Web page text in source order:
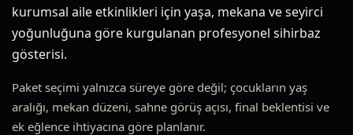
kurumsal aile etkinlikleri için yaşa, mekana ve seyirci
yoğunluğuna göre kurgulanan profesyonel sihirbaz
gösterisi.
Paket seçimi yalnızca süreye göre değil; çocukların yaş
aralığı, mekan düzeni, sahne görüş açısı, final beklentisi ve
ek eğlence ihtiyacına göre planlanır.